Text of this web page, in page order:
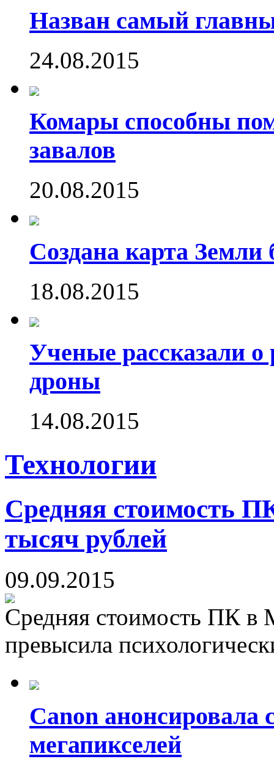
Назван самый
24.08.2015
Комары способны
завалов
20.08.2015
Создана карта Земли
18.08.2015
Ученые рассказали о
дроны
14.08.2015
Технологии
Средняя стоимость
тысяч рублей
09.09.2015
Средняя стоимость ПК в
превысила
Canon анонсировала
мегапикселей